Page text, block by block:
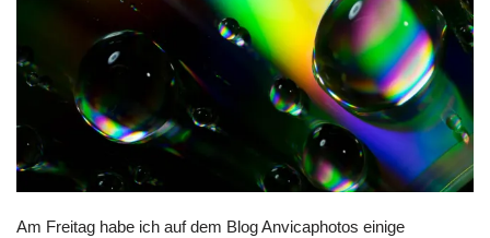
Am Freitag habe ich auf dem BlogAnvicaphotos einige